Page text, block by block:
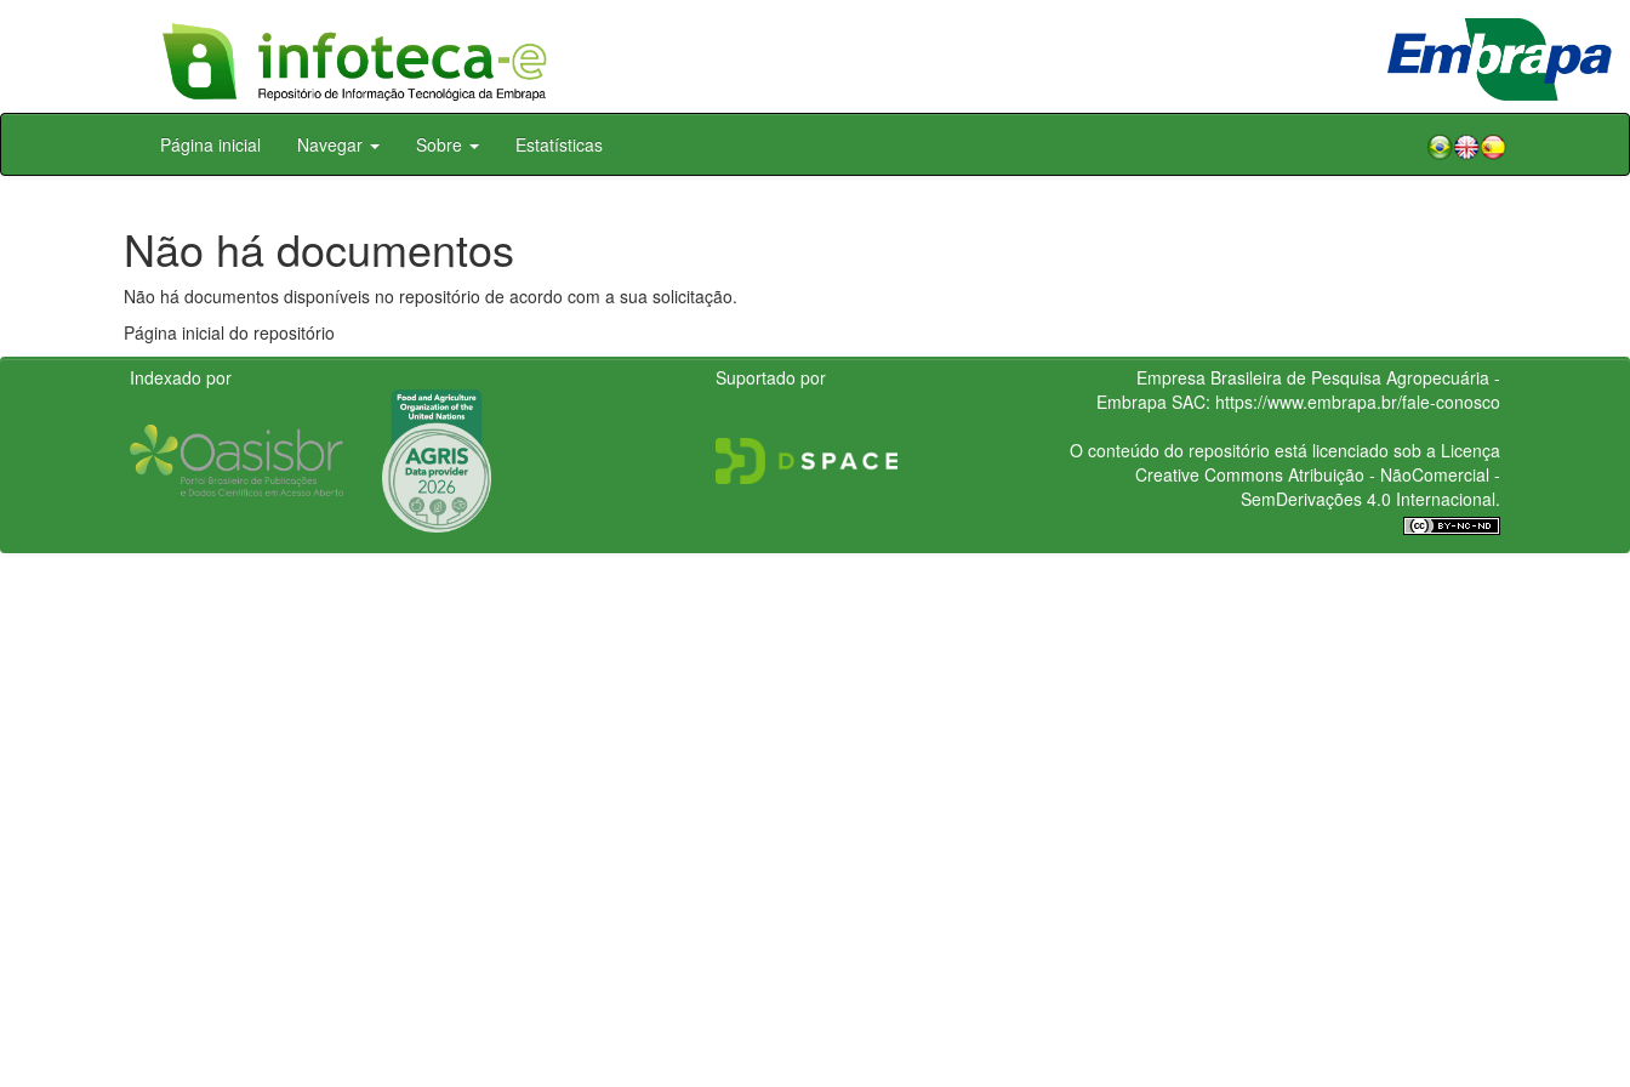
Skip
Página inicial Navegar Sobre Estatísticas
Não há documentos
Não há documentos disponíveis no repositório de acordo com a sua solicitação.
Página inicial do repositório
Indexado por
Suportado por
Empresa Brasileira de Pesquisa Agropecuária -
Embrapa SAC: https://www.embrapa.br/fale-conosco
O conteúdo do repositório está licenciado sob a Licença
Creative CommonsAtribuição - NãoComercial -
SemDerivações 4.0 Internacional.